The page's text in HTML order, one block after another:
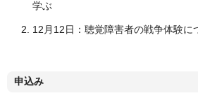
学ぶ
12月12日：聴覚障害者の戦争体験に
申込み